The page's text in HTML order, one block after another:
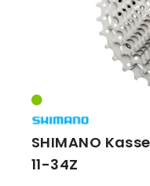
SHIMANO
11-34Z